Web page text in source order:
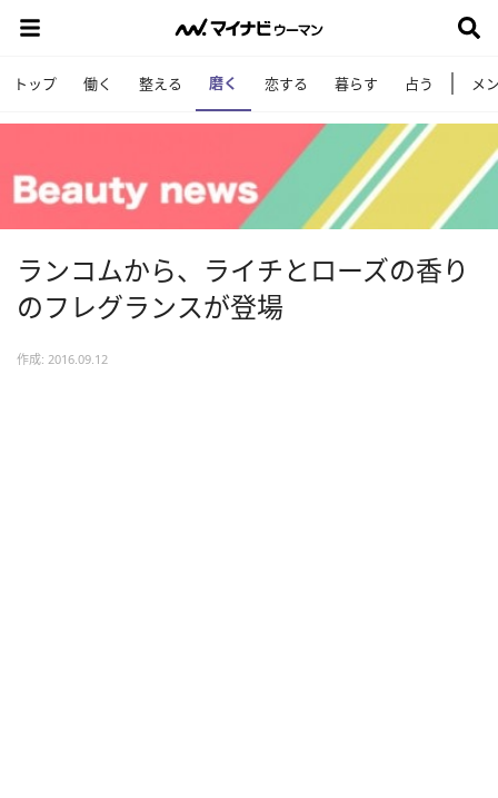
トップ 働く 整える 磨く 恋する 暮らす 占う メ
ランコムから、ライチとローズの香り
のフレグランスが登場
作成: 2016.09.12